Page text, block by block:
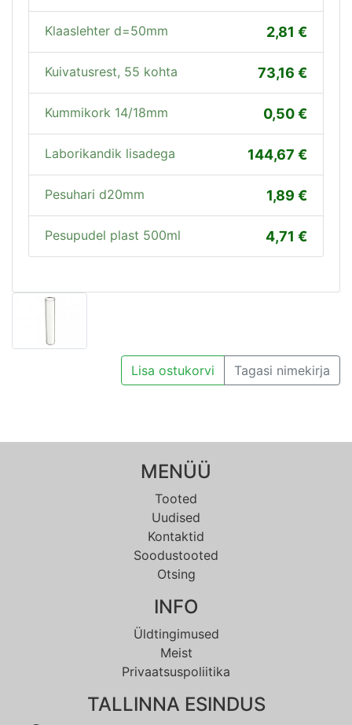
2,81
Klaaslehter d=50mm
73,16
Kuivatusrest, 55 kohta
0,50
Kummikork 14/18mm
144,67
Laborikandik lisadega
1,89
Pesuhari d20mm
4,71
Pesupudel plast 500ml
Lisa ostukorvi Tagasi nimekirja
MENÜÜ
Tooted
Uudised
Kontaktid
Soodustooted
Otsing
INFO
Üldtingimused
Meist
Privaatsuspoliitika
TALLINNA ESINDUS